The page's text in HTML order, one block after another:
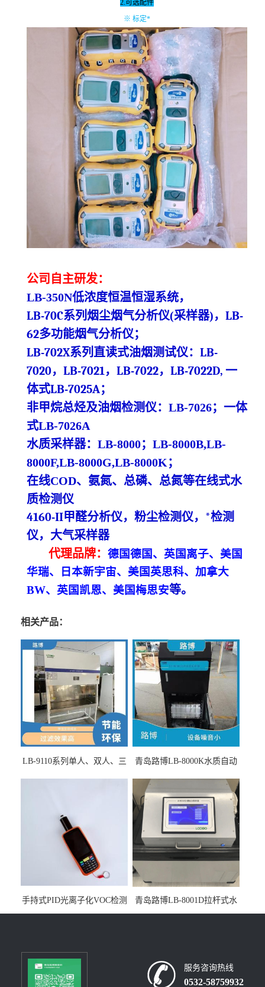
2.可选配件
※ 标定*
公司自主研发：
LB-350N低浓度恒温恒湿系统，
LB-70C系列烟尘烟气分析仪(采样器)， LB-
62多功能烟气分析仪；
LB-702X系列直读式油烟测试仪： LB-
7020，LB-7021，LB-7022，LB-7022D, 一
体式LB-7025A；
非甲烷总烃及油烟检测仪： LB-7026；一体
式LB-7026A
水质采样器： LB-8000； LB-8000B,LB-
8000F,LB-8000G,LB-8000K；
在线COD、氨氮、总磷、总氮等在线式水
质检测仪
4160-II甲醛分析仪，粉尘检测仪，*检测
仪，大气采样器
代理品牌： 德国德国、英国离子、美国
华瑞、日本新宇宙、美国英思科、加拿大
BW、英国凯恩、美国梅思安等。
相关产品：
LB-9110系列单人、双人、三
青岛路博LB-8000K水质自动
手持式PID光离子化VOC检测
仪（挥发性有机物设备）
青岛路博LB-8001D拉杆式水
质采样器
服务咨询热线
0532-58759932